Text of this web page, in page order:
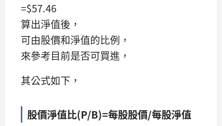
=$57.46
算出淨值後，
可由股價和淨值的比例，
來參考目前是否可買進，
其公式如下，
股價淨值比(P/B)=每股股價/每股淨值